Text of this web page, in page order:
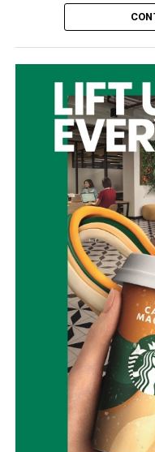
Ανήμερα της εορτής,
τιμήν της Αγίας